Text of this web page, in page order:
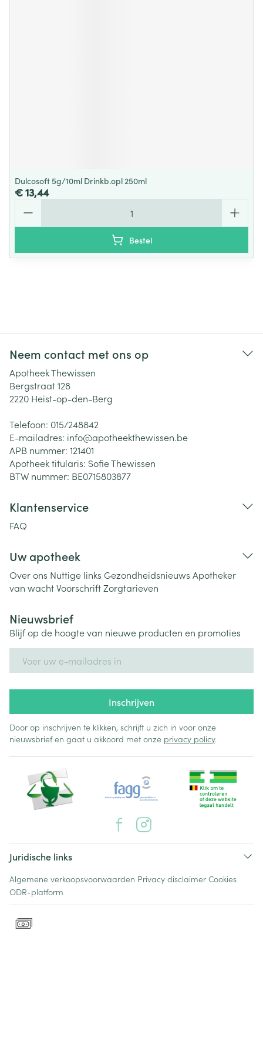
Dulcosoft 5g/10ml Drinkb.opl 250ml
€ 13,44
Bestel
Neem contact met ons op
Apotheek Thewissen
Bergstraat 128
2220 Heist-op-den-Berg
Telefoon: 015/248842
E-mailadres: info@apotheekthewissen.be
APB nummer: 121401
Apotheek titularis: Sofie Thewissen
BTW nummer: BE0715803877
Klantenservice
FAQ
Uw apotheek
Over ons Nuttige links Gezondheidsnieuws Apotheker
van wachtVoorschriftZorgtarieven
Nieuwsbrief
Blijf op de hoogte van nieuwe producten en promoties
Inschrijven
Door op inschrijven te klikken, schrijft u zich in voor onze
nieuwsbrief en gaat u akkoord met onze privacy policy.
Juridische links
Algemene verkoopsvoorwaarden Privacy disclaimer Cookies
ODR-platform